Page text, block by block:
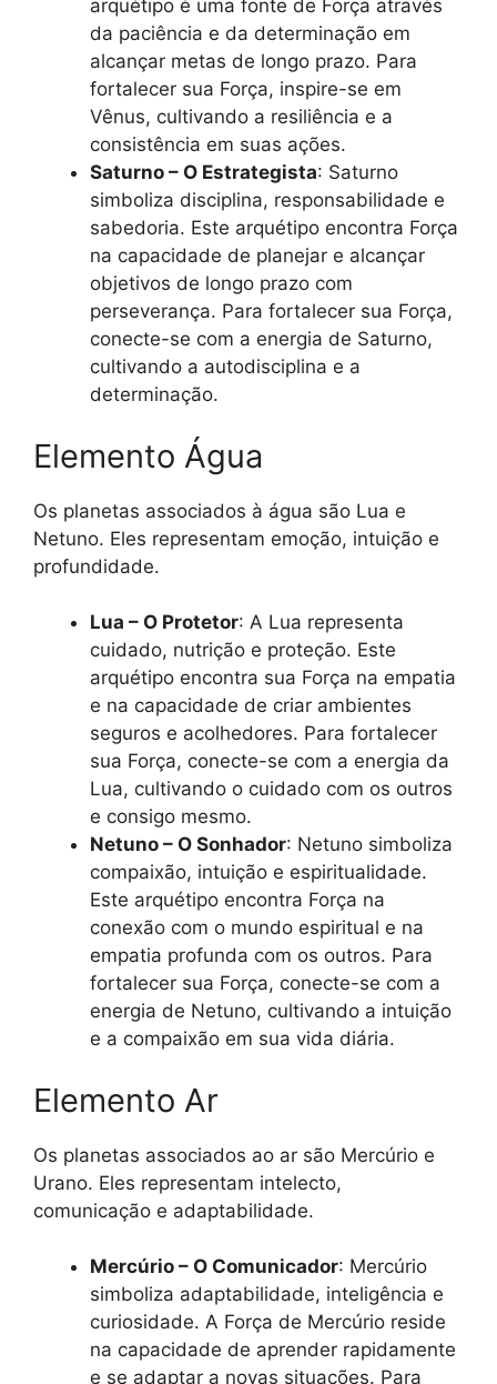
arquétipo é uma fonte de Força através
da paciência e da determinação em
alcançar metas de longo prazo. Para
fortalecer sua Força, inspire-se em
Vênus, cultivando a resiliência e a
consistência em suas ações.
Saturno – O Estrategista: Saturno
simboliza disciplina, responsabilidade e
sabedoria. Este arquétipo encontra Força
na capacidade de planejar e alcançar
objetivos de longo prazo com
perseverança. Para fortalecer sua Força,
conecte-se com a energia de Saturno,
cultivando a autodisciplina e a
determinação.
Elemento Água
Os planetas associados à água são Lua e
Netuno. Eles representam emoção, intuição e
profundidade.
Lua – O Protetor: A Lua representa
cuidado, nutrição e proteção. Este
arquétipo encontra sua Força na empatia
e na capacidade de criar ambientes
seguros e acolhedores. Para fortalecer
sua Força, conecte-se com a energia da
Lua, cultivando o cuidado com os outros
e consigo mesmo.
Netuno – O Sonhador: Netuno simboliza
compaixão, intuição e espiritualidade.
Este arquétipo encontra Força na
conexão com o mundo espiritual e na
empatia profunda com os outros. Para
fortalecer sua Força, conecte-se com a
energia de Netuno, cultivando a intuição
e a compaixão em sua vida diária.
Elemento Ar
Os planetas associados ao ar são Mercúrio e
Urano. Eles representam intelecto,
comunicação e adaptabilidade.
Mercúrio – O Comunicador: Mercúrio
simboliza adaptabilidade, inteligência e
curiosidade. A Força de Mercúrio reside
na capacidade de aprender rapidamente
e se adaptar a novas situações. Para